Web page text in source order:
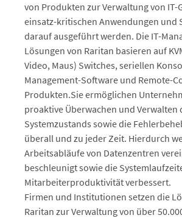
von Produkten zur Verwaltung von IT-
einsatz-kritischen Anwendungen und
darauf ausgeführt werden. Die IT-
Lösungen von Raritan basieren auf
Video, Maus) Switches, seriellen
Management-Software und Remote-
Produkten.Sie ermöglichen
proaktive Überwachen und Verwalten
Systemzustands sowie die
überall und zu jeder Zeit. Hierdurch
Arbeitsabläufe von Datenzentren
beschleunigt sowie die
Mitarbeiterproduktivität verbessert.
Firmen und Institutionen setzen die
Raritan zur Verwaltung von über